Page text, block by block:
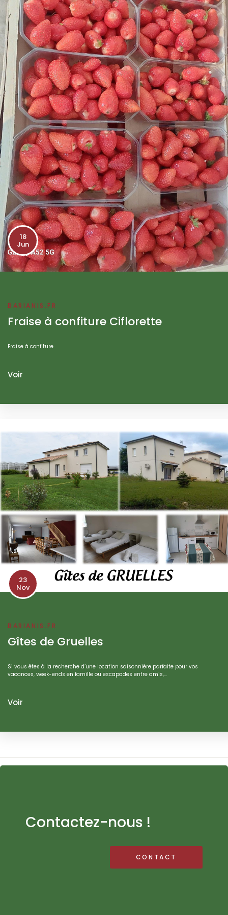
18
Jun
BARIANIS.FR
Fraise à confiture Ciflorette
Fraise à confiture
Voir
23
Nov
BARIANIS.FR
Gîtes de Gruelles
Si vous êtes à la recherche d’une location saisonnière parfaite pour vos
vacances, week-ends en famille ou escapades entre amis,…
Voir
Contactez-nous !
CONTACT